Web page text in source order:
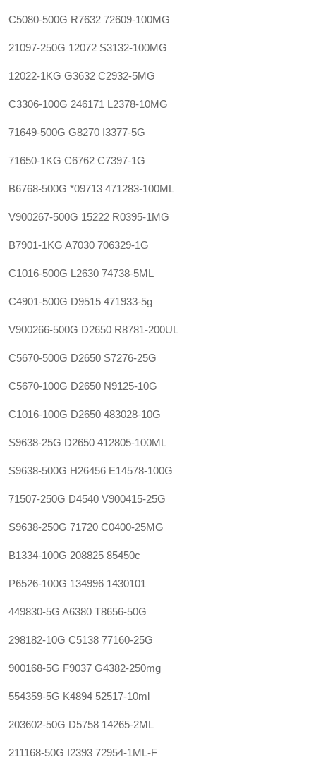
C5080-500G R7632 72609-100MG
21097-250G 12072 S3132-100MG
12022-1KG G3632 C2932-5MG
C3306-100G 246171 L2378-10MG
71649-500G G8270 I3377-5G
71650-1KG C6762 C7397-1G
B6768-500G *09713 471283-100ML
V900267-500G 15222 R0395-1MG
B7901-1KG A7030 706329-1G
C1016-500G L2630 74738-5ML
C4901-500G D9515 471933-5g
V900266-500G D2650 R8781-200UL
C5670-500G D2650 S7276-25G
C5670-100G D2650 N9125-10G
C1016-100G D2650 483028-10G
S9638-25G D2650 412805-100ML
S9638-500G H26456 E14578-100G
71507-250G D4540 V900415-25G
S9638-250G 71720 C0400-25MG
B1334-100G 208825 85450c
P6526-100G 134996 1430101
449830-5G A6380 T8656-50G
298182-10G C5138 77160-25G
900168-5G F9037 G4382-250mg
554359-5G K4894 52517-10ml
203602-50G D5758 14265-2ML
211168-50G I2393 72954-1ML-F